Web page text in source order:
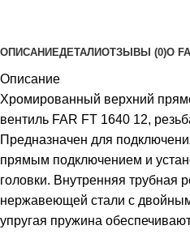
ОПИСАНИЕДЕТАЛИОТЗЫВЫ (0)О
Описание
Хромированный верхний
вентиль FAR FT 1640 12,
Предназначен для
прямым подключением и
головки. Внутренняя трубная
нержавеющей стали с
упругая пружина